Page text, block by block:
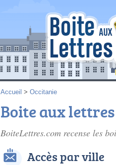
Accueil > Occitanie
Boite aux
BoiteLettres.com recense les
Accès par ville